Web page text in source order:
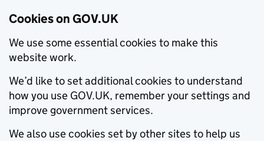
Cookies on GOV.UK
We use some essential cookies to make this
website work.
We’d like to set additional cookies to understand
how you use GOV.UK, remember your settings and
improve government services.
We also use cookies set by other sites to help us